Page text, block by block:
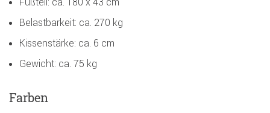
Belastbarkeit: ca. 270 kg
Kissenstärke: ca. 6 cm
Gewicht: ca. 75 kg
Farben